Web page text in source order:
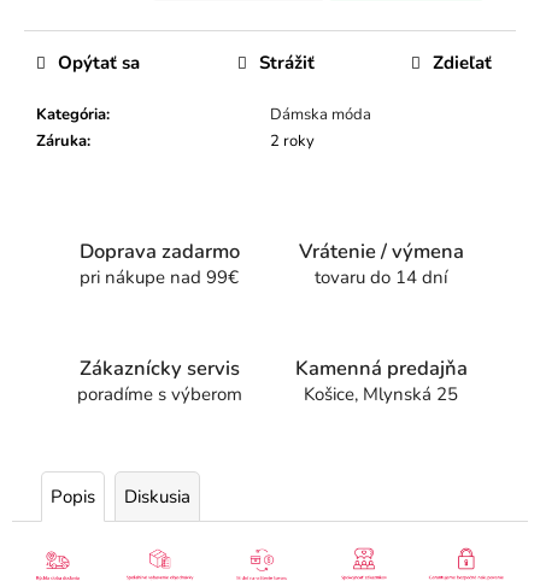
Kategória:
Dámska móda
Záruka: 2 roky
Opýtať sa Strážiť Zdieľať
Doprava zadarmo
pri nákupe nad 99€
Vrátenie / výmena
tovaru do 14 dní
Zákaznícky servis
poradíme s výberom
Kamenná predajňa
Košice, Mlynská 25
Popis Diskusia